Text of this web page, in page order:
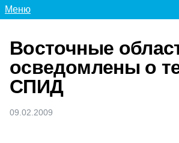
Меню
Восточные
осведомлены о
СПИД
09.02.2009